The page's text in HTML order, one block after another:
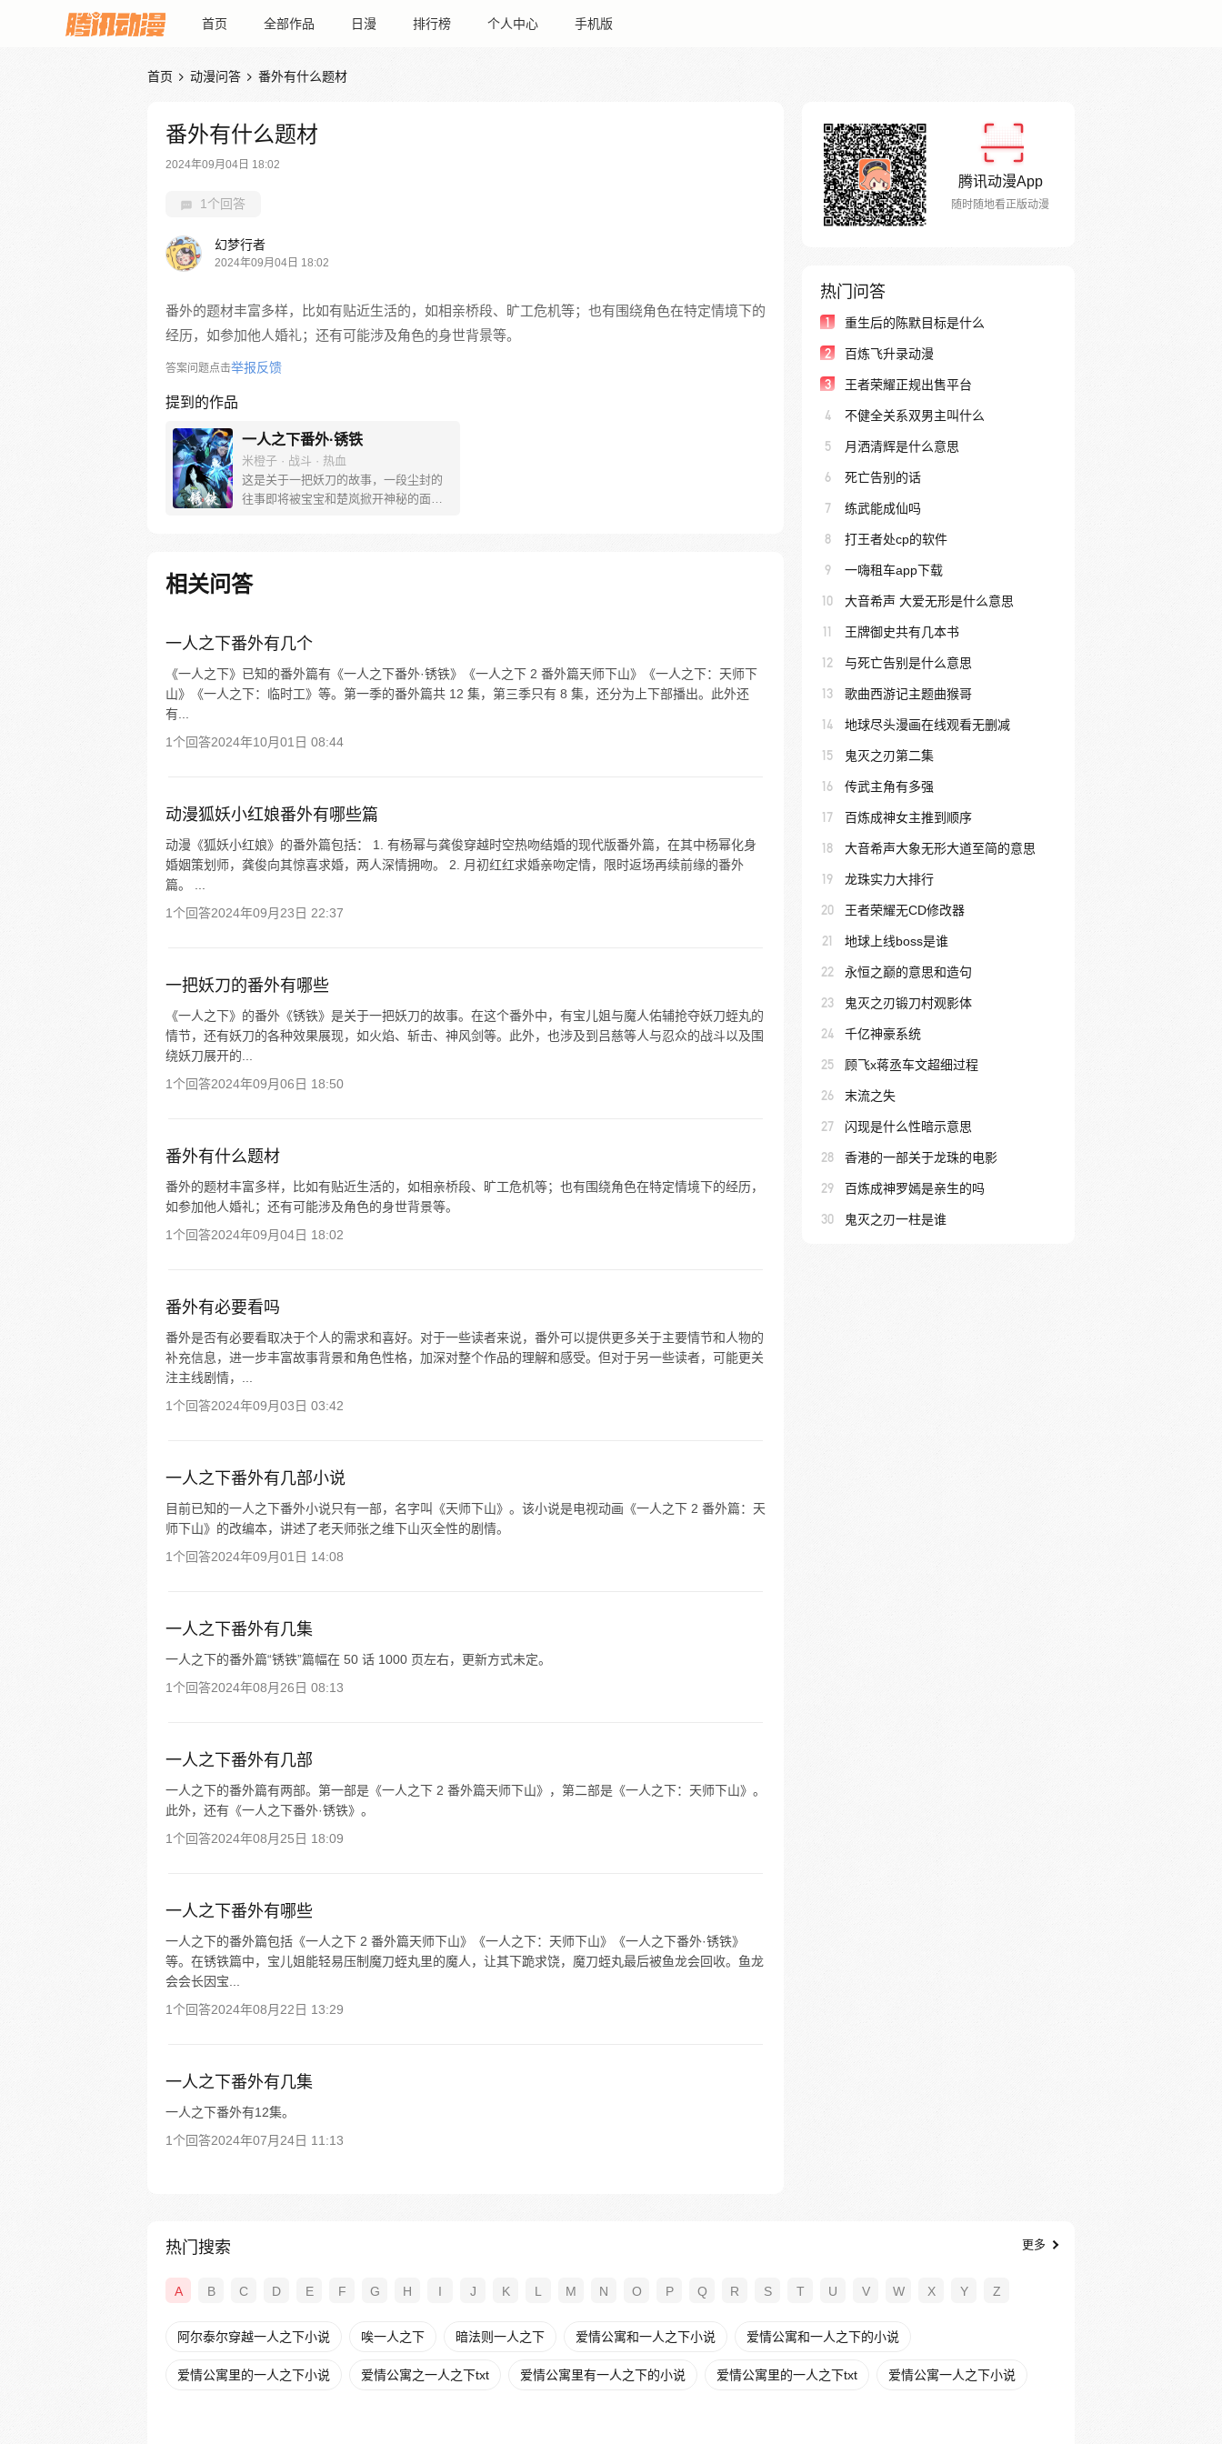
首页 全部作品 日漫 排行榜 个人中心 手机版
首页  动漫问答  番外有什么题材
番外有什么题材
2024年09月04日 18:02
1个回答
幻梦行者
2024年09月04日 18:02
番外的题材丰富多样，比如有贴近生活的，如相亲桥段、旷工危机等；也有围绕角色在特定情境下的
经历，如参加他人婚礼；还有可能涉及角色的身世背景等。
答案问题点击举报反馈
提到的作品
一人之下番外·锈铁
米橙子 · 战斗 · 热血
这是关于一把妖刀的故事，一段尘封的
往事即将被宝宝和楚岚掀开神秘的面
相关问答
一人之下番外有几个
《一人之下》已知的番外篇有《一人之下番外·锈铁》《一人之下 2 番外篇天师下山》《一人之下：天师下
山》《一人之下：临时工》等。第一季的番外篇共 12 集，第三季只有 8 集，还分为上下部播出。此外还
有...
1个回答2024年10月01日 08:44
动漫狐妖小红娘番外有哪些篇
动漫《狐妖小红娘》的番外篇包括： 1. 有杨幂与龚俊穿越时空热吻结婚的现代版番外篇，在其中杨幂化身
婚姻策划师，龚俊向其惊喜求婚，两人深情拥吻。 2. 月初红红求婚亲吻定情，限时返场再续前缘的番外
篇。 ...
1个回答2024年09月23日 22:37
一把妖刀的番外有哪些
《一人之下》的番外《锈铁》是关于一把妖刀的故事。在这个番外中，有宝儿姐与魔人佑辅抢夺妖刀蛭丸的
情节，还有妖刀的各种效果展现，如火焰、斩击、神风剑等。此外，也涉及到吕慈等人与忍众的战斗以及围
绕妖刀展开的...
1个回答2024年09月06日 18:50
番外有什么题材
番外的题材丰富多样，比如有贴近生活的，如相亲桥段、旷工危机等；也有围绕角色在特定情境下的经历，
如参加他人婚礼；还有可能涉及角色的身世背景等。
1个回答2024年09月04日 18:02
番外有必要看吗
番外是否有必要看取决于个人的需求和喜好。对于一些读者来说，番外可以提供更多关于主要情节和人物的
补充信息，进一步丰富故事背景和角色性格，加深对整个作品的理解和感受。但对于另一些读者，可能更关
注主线剧情，...
1个回答2024年09月03日 03:42
一人之下番外有几部小说
目前已知的一人之下番外小说只有一部，名字叫《天师下山》。该小说是电视动画《一人之下 2 番外篇：天
师下山》的改编本，讲述了老天师张之维下山灭全性的剧情。
1个回答2024年09月01日 14:08
一人之下番外有几集
一人之下的番外篇“锈铁”篇幅在 50 话 1000 页左右，更新方式未定。
1个回答2024年08月26日 08:13
一人之下番外有几部
一人之下的番外篇有两部。第一部是《一人之下 2 番外篇天师下山》，第二部是《一人之下：天师下山》。
此外，还有《一人之下番外·锈铁》。
1个回答2024年08月25日 18:09
一人之下番外有哪些
一人之下的番外篇包括《一人之下 2 番外篇天师下山》《一人之下：天师下山》《一人之下番外·锈铁》
等。在锈铁篇中，宝儿姐能轻易压制魔刀蛭丸里的魔人，让其下跪求饶，魔刀蛭丸最后被鱼龙会回收。鱼龙
会会长因宝...
1个回答2024年08月22日 13:29
一人之下番外有几集
一人之下番外有12集。
1个回答2024年07月24日 11:13
腾讯动漫App
随时随地看正版动漫
热门问答
1 重生后的陈默目标是什么
2 百炼飞升录动漫
3 王者荣耀正规出售平台
4 不健全关系双男主叫什么
5 月洒清辉是什么意思
6 死亡告别的话
7 练武能成仙吗
8 打王者处cp的软件
9 一嗨租车app下载
10 大音希声 大爱无形是什么意思
11 王牌御史共有几本书
12 与死亡告别是什么意思
13 歌曲西游记主题曲猴哥
14 地球尽头漫画在线观看无删减
15 鬼灭之刃第二集
16 传武主角有多强
17 百炼成神女主推到顺序
18 大音希声大象无形大道至简的意思
19 龙珠实力大排行
20 王者荣耀无CD修改器
21 地球上线boss是谁
22 永恒之巅的意思和造句
23 鬼灭之刃锻刀村观影体
24 千亿神豪系统
25 顾飞x蒋丞车文超细过程
26 末流之失
27 闪现是什么性暗示意思
28 香港的一部关于龙珠的电影
29 百炼成神罗嫣是亲生的吗
30 鬼灭之刃一柱是谁
热门搜索 更多
A B C D E F G H I J K L M N O P Q R S T U V W X Y Z
阿尔泰尔穿越一人之下小说 唉一人之下 暗法则一人之下 爱情公寓和一人之下小说 爱情公寓和一人之下的小说
爱情公寓里的一人之下小说 爱情公寓之一人之下txt 爱情公寓里有一人之下的小说 爱情公寓里的一人之下txt 爱情公寓一人之下小说